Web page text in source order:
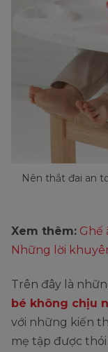
Nên thắt đai an
Xem thêm: Ghế
Những lời
Trên đây là
bé không chịu
với những kiến
mẹ tập được